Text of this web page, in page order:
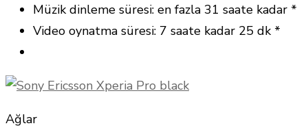
Müzik dinleme süresi: en fazla 31 saate kadar *
Video oynatma süresi: 7 saate kadar 25 dk *
Ağlar